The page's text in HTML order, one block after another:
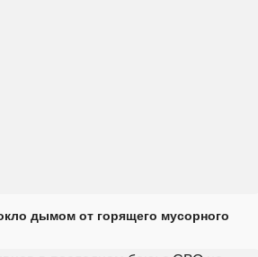
дымом от горящего мусорного